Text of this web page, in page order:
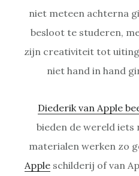
niet meteen achterna
besloot te studeren,
zijn creativiteit tot
niet hand in hand
Diederik van Apple
bieden de wereld iets
materialen werken zo
Apple schilderij of van